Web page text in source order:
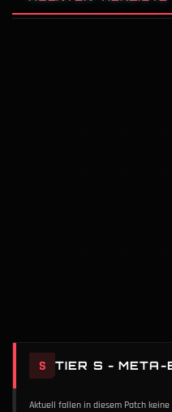
S TIER S - META-
Aktuell fallen in diesem Patch keine